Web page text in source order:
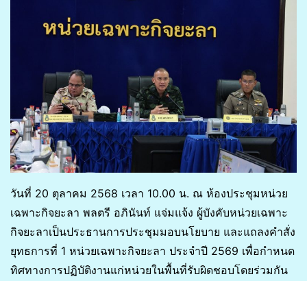
วันที่ 20 ตุลาคม 2568 เวลา 10.00 น. ณ ห้องประชุมหน่วย
เฉพาะกิจยะลา พลตรี อภินันท์ แจ่มแจ้ง ผู้บังคับหน่วยเฉพาะ
กิจยะลาเป็นประธานการประชุมมอบนโยบาย และแถลงคำสั่ง
ยุทธการที่ 1 หน่วยเฉพาะกิจยะลา ประจำปี 2569 เพื่อกำหนด
ทิศทางการปฏิบัติงานแก่หน่วยในพื้นที่รับผิดชอบโดยร่วมกัน